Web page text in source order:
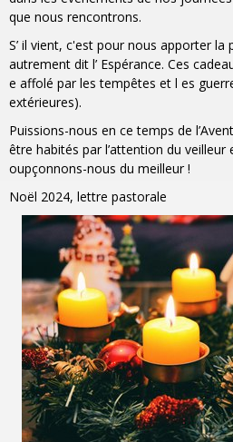
que nous rencontrons.
S’ il vient, c'est pour nous apporter la
autrement dit l’ Espérance. Ces
e affolé par les tempêtes et l es
extérieures).
Puissions-nous en ce temps de
être habités par l’attention du veilleur
oupçonnons-nous du meilleur !
Noël 2024, lettre pastorale